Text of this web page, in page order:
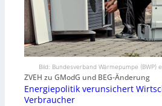
Bild: Bundesverband Wärmepumpe (BWP)
ZVEH zu GModG und BEG-Änderung
Energiepolitik verunsichert
Verbraucher